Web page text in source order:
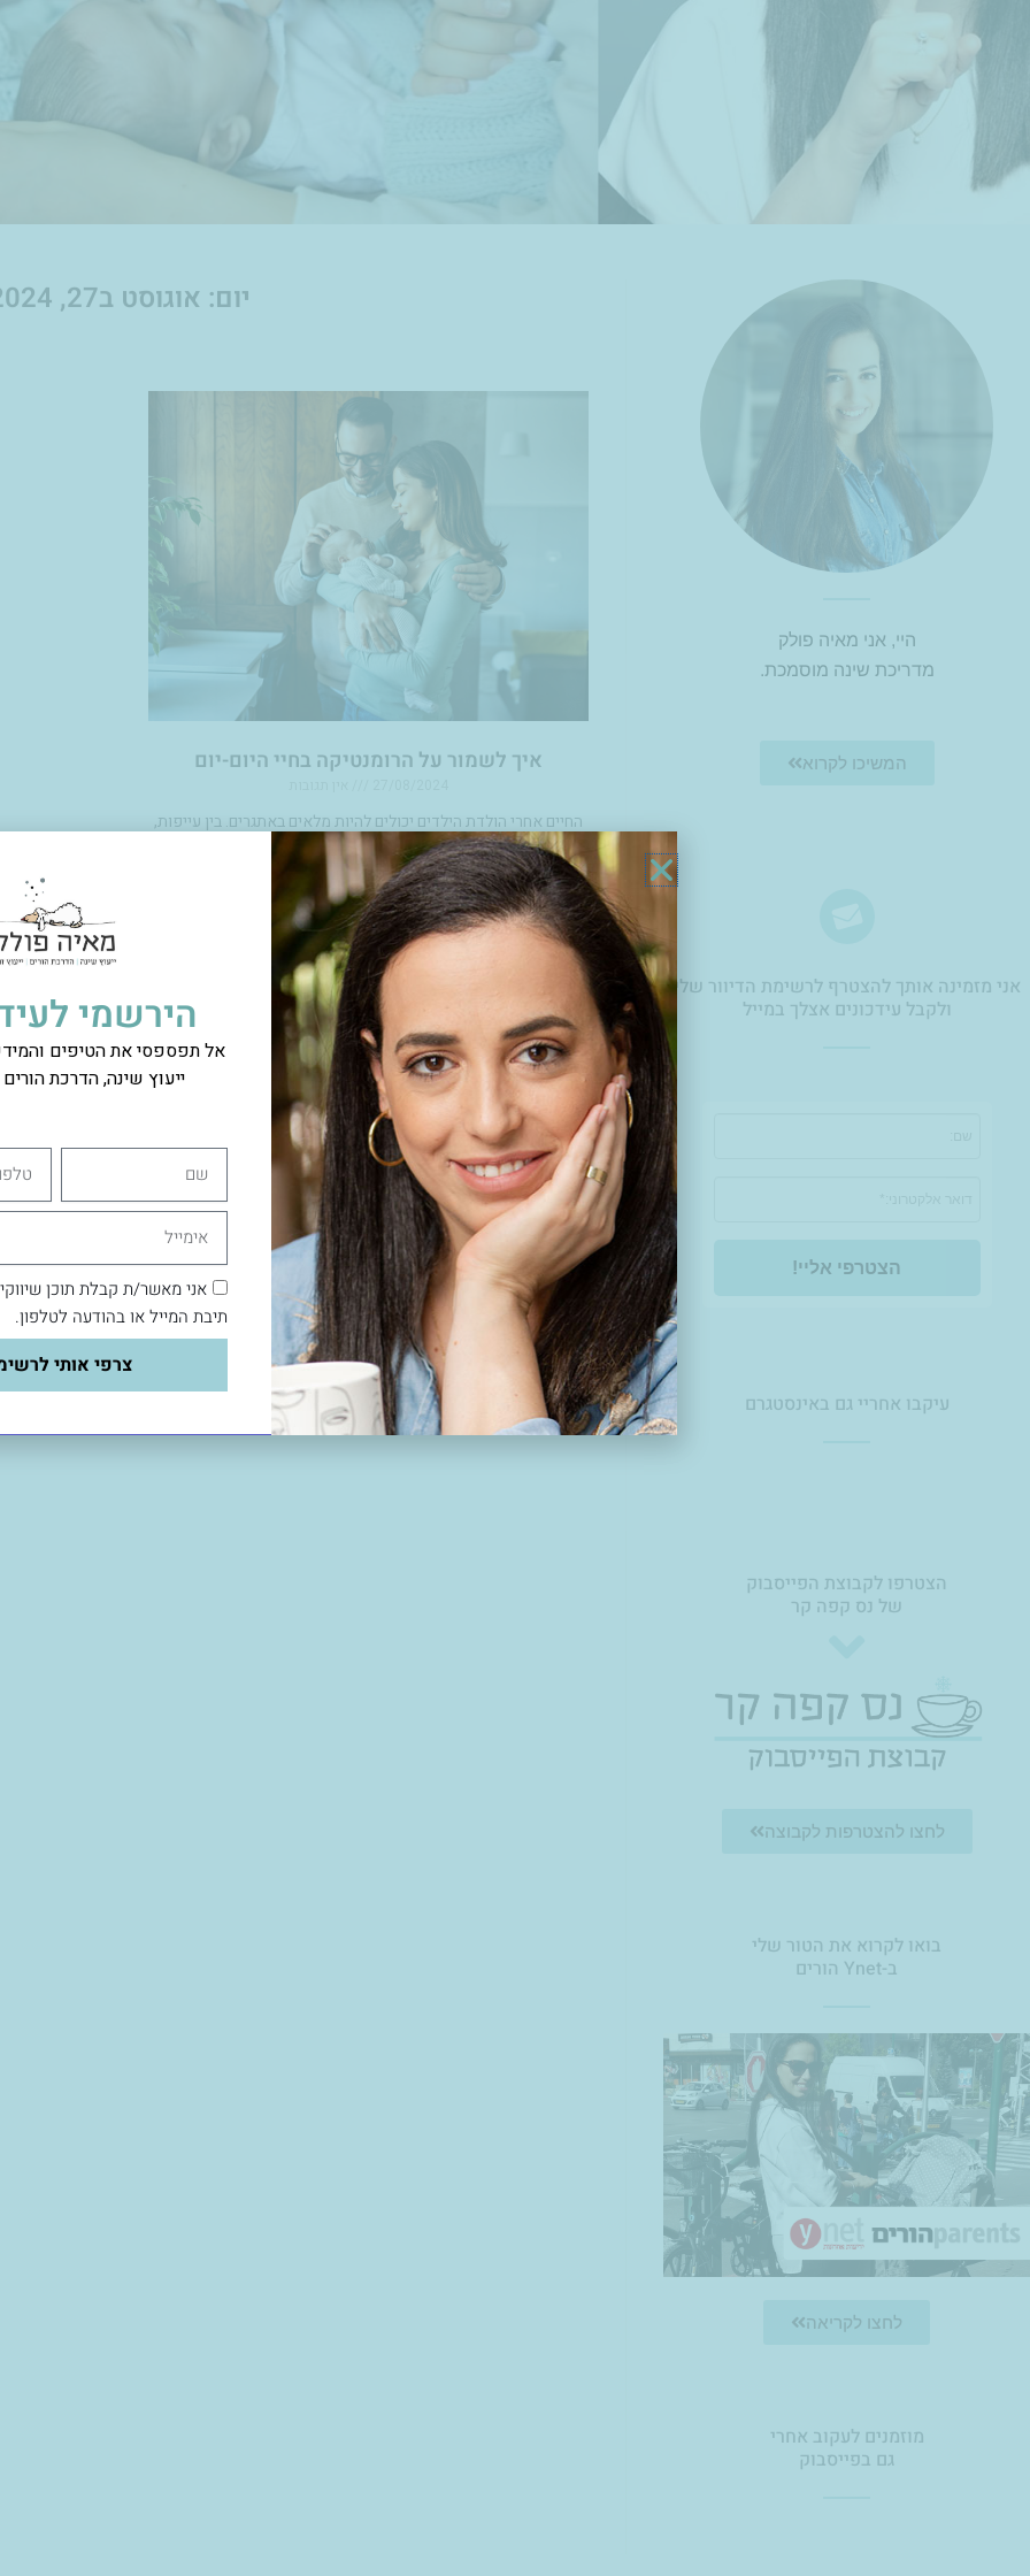
היי, אני מאיה פולק
מדריכת שינה מוסמכת.
המשיכו לקרוא
אני מזמינה אותך להצטרף לרשימת הדיוור שלי
ולקבל עידכונים אצלך במייל​
הצטרפי אליי!
עיקבו אחריי גם באינסטגרם
הצטרפו לקבוצת הפייסבוק
של נס קפה קר
לחצו להצטרפות לקבוצה
בואו לקרוא את הטור שלי
ב-Ynet הורים
לחצו לקריאה
מוזמנים לעקוב אחרי
גם בפייסבוק
יום: אוגוסט ב27, 2024
איך לשמור על הרומנטיקה בחיי היום-יום
החיים אחרי הולדת הילדים יכולים להיות מלאים באתגרים. בין עייפות,
מחסור בזמן ותשומת הלב המוקדשת לקטנטנים, קל לשכוח להשקיע
בקשר הזוגי. אבל חשוב לזכור שרומנטיקה וזמן איכות עם בן הזוג הם
חיוניים לשמירה על זוגיות חזקה ובריאה. הנה כמה רעיונות
קראו עוד »
הירשמי
אל תפספסי את הטיפים
ייעוץ שינה, הדרכת הורים
אני מאשר/ת קבלת תוכן
תיבת המייל או בהודעה לטלפון.
צרפי אותי